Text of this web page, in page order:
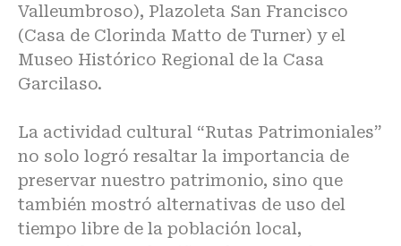
Valleumbroso), Plazoleta San Francisco
(Casa de Clorinda Matto de Turner) y el
Museo Histórico Regional de la Casa
Garcilaso.
La actividad cultural “Rutas Patrimoniales”
no solo logró resaltar la importancia de
preservar nuestro patrimonio, sino que
también mostró alternativas de uso del
tiempo libre de la población local,